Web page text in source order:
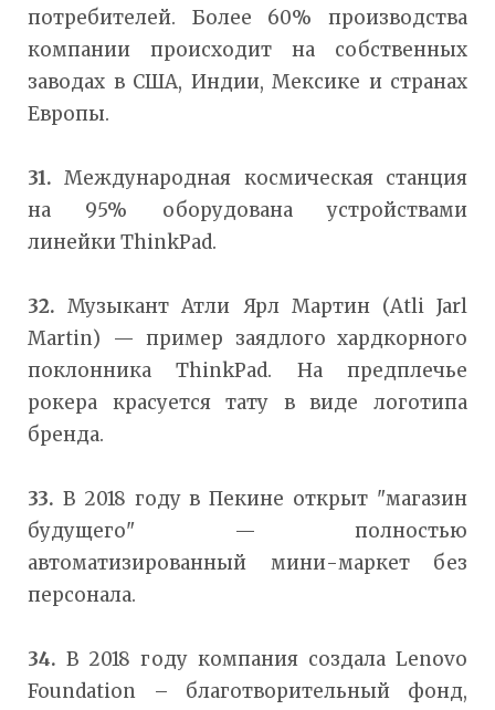
потребителей. Более 60% производства
компании происходит на собственных
заводах в США, Индии, Мексике и странах
Европы.
31. Международная космическая станция
на 95% оборудована устройствами
линейки ThinkPad.
32. Музыкант Атли Ярл Мартин (Atli Jarl
Martin) — пример заядлого хардкорного
поклонника ThinkPad. На предплечье
рокера красуется тату в виде логотипа
бренда.
33. В 2018 году в Пекине открыт "магазин
будущего" — полностью
автоматизированный мини-маркет без
персонала.
34. В 2018 году компания создала Lenovo
Foundation – благотворительный фонд,